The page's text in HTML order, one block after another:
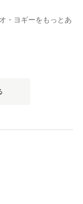
・ヨギーをもっとあ